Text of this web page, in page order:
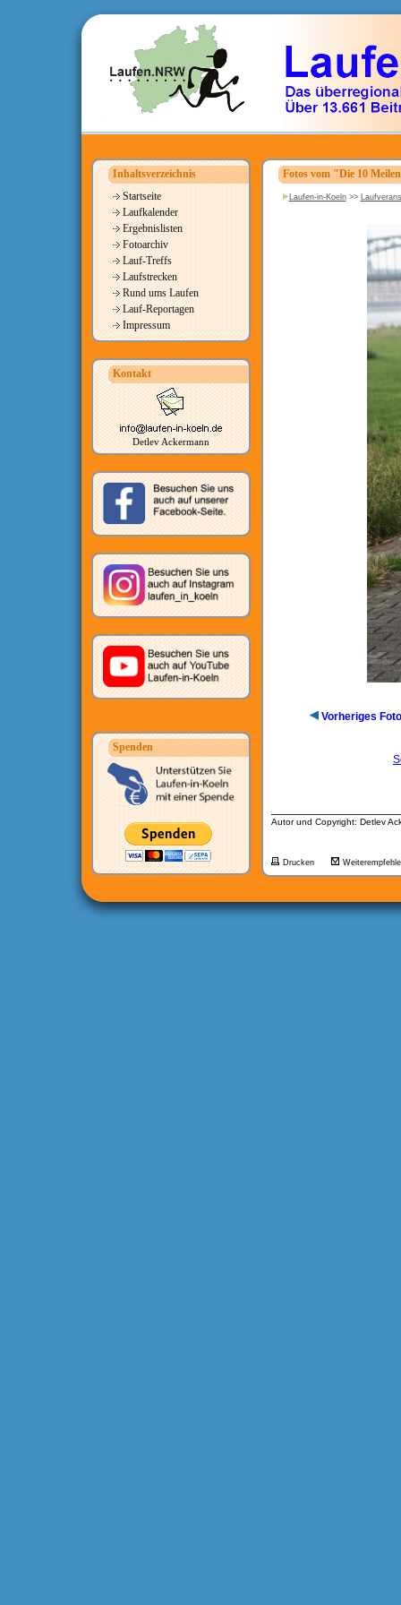
Inhaltsverzeichnis
Startseite
Laufkalender
Ergebnislisten
Fotoarchiv
Lauf-Treffs
Laufstrecken
Rund ums Laufen
Lauf-Reportagen
Impressum
Kontakt
Detlev Ackermann
Spenden
Fotos vom "Die 10
Laufen-in-Koeln>>
Vorheriges Foto
Autor und Copyright: Detlev
Drucken